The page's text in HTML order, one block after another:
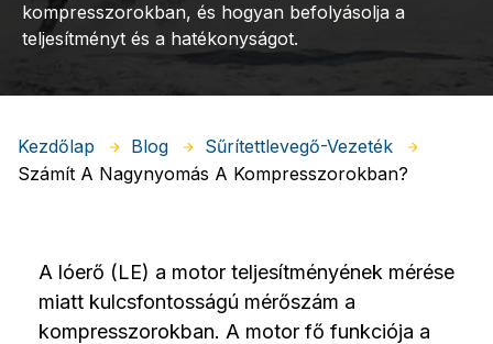
kompresszorokban, és hogyan befolyásolja a
teljesítményt és a hatékonyságot.
Kezdőlap Blog
Sűrítettlevegő-Vezeték
Számít A Nagynyomás A Kompresszorokban?
A lóerő (LE) a motor teljesítményének mérése
miatt kulcsfontosságú mérőszám a
kompresszorokban. A motor fő funkciója a